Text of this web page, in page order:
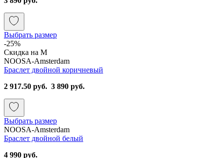
Выбрать размер
-25%
Скидка на М
NOOSA-Amsterdam
Браслет двойной коричневый
2 917.50 руб. 3 890 руб.
Выбрать размер
NOOSA-Amsterdam
Браслет двойной белый
4 990 руб.